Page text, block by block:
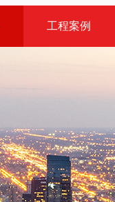
工程案例